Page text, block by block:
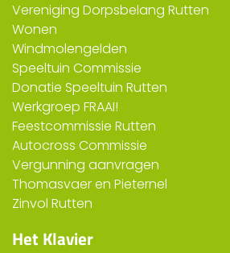
Vereniging Dorpsbelang Rutten
Wonen
Windmolengelden
Speeltuin Commissie
Donatie Speeltuin Rutten
Werkgroep FRAAI!
Feestcommissie Rutten
Autocross Commissie
Vergunning aanvragen
Thomasvaer en Pieternel
Zinvol Rutten
Het Klavier